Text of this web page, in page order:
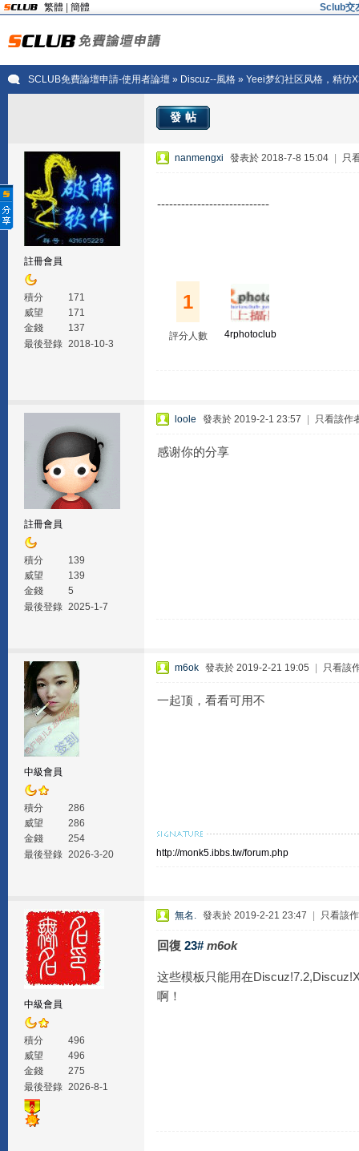
繁體 簡體 Sclub交
SCLUB免費論壇申請-使用者論壇» Discuz--風格» Yeei梦幻社区风格，精仿
發帖
註冊會員
積分
171
威望
171
金錢
137
最後登錄 2018-10-3
nanmengxi 發表於 2018-7-8 15:04 只
----------------------------
1
評分人數 4rphotoclub
註冊會員
積分
139
威望
139
金錢
5
最後登錄 2025-1-7
loole 發表於 2019-2-1 23:57 只看該作
感谢你的分享
中級會員
積分
286
威望
286
金錢
254
最後登錄 2026-3-20
m6ok 發表於 2019-2-21 19:05 只看該
一起顶，看看可用不
http://monk5.ibbs.tw/forum.php
中級會員
積分
496
威望
496
金錢
275
最後登錄 2026-8-1
無名. 發表於 2019-2-21 23:47 只看該
回復 23# m6ok
这些模板只能用在
啊！